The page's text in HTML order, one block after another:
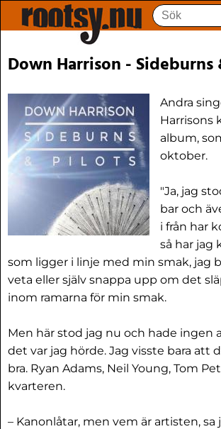
Down Harrison - Sideburns
Andra
Harrisons
album,
oktober.
"Ja, jag
bar och
i från har
så har jag
som ligger i linje med min smak, jag
veta eller själv snappa upp om det
inom ramarna för min smak.
Men här stod jag nu och hade ingen
det var jag hörde. Jag visste bara att
bra. Ryan Adams, Neil Young, Tom
kvarteren.
– Kanonlåtar, men vem är artisten, sa